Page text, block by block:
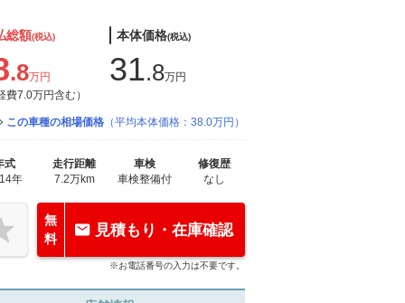
総額(税込)
.8万円
費7.0万円含む）
本体価格(税込)
31.8万円
この車種の相場価格 （平均本体価格：38.0万円）
式
年
走行距離
7.2万km
車検
車検整備付
修復歴
なし
無
料
見積もり・在庫確認
※お電話番号の入力は不要です。